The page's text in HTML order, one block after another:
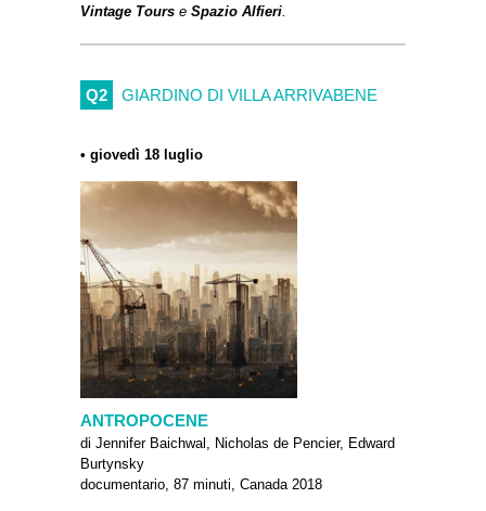
Vintage Tours e Spazio Alfieri
Q2 GIARDINO DI VILLA ARRIVABENE
• giovedì 18 luglio
ANTROPOCENE
di Jennifer Baichwal, Nicholas de Pencier, Edward
Burtynsky
documentario, 87 minuti, Canada 2018